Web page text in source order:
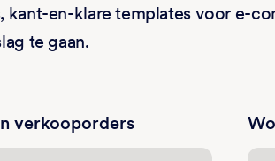
en-klare templates voor e-
te gaan.
verkooporders